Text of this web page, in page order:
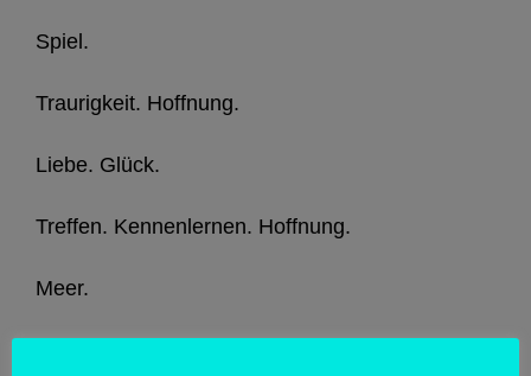
Spiel.
Traurigkeit. Hoffnung.
Liebe. Glück.
Treffen. Kennenlernen. Hoffnung.
Meer.